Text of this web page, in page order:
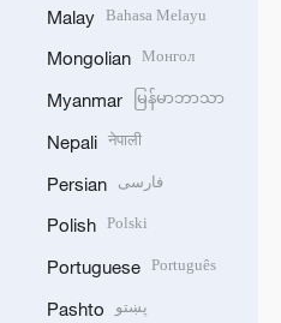
Malay Bahasa Melayu
Mongolian Монгол
Myanmar မြန်မာဘာသာ
Nepali नेपाली
Persian فارسی
Polish Polski
Portuguese Português
Pashto پښتو